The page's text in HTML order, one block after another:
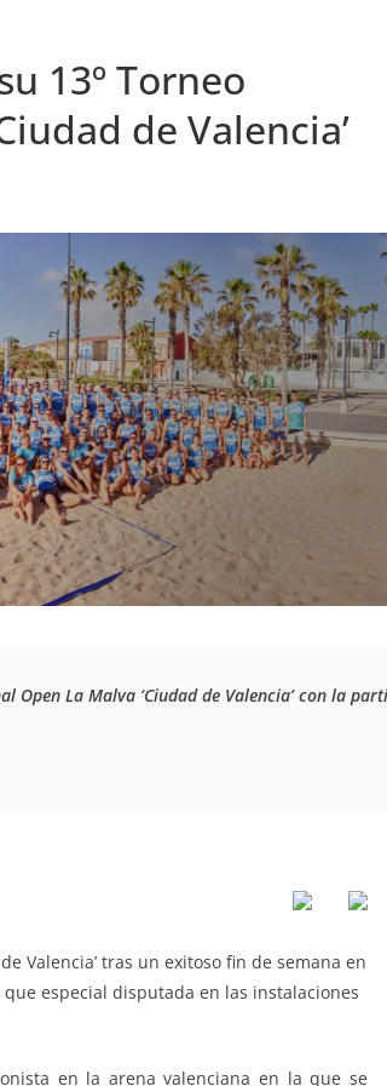
13º Torneo
de Valencia’
Open La Malva ‘Ciudad de Valencia’ con
Valencia’ tras un exitoso fin de semana en
especial disputada en las instalaciones
en la arena valenciana en la que se